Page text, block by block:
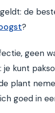
de
?
geen
je kunt
plant
goed in